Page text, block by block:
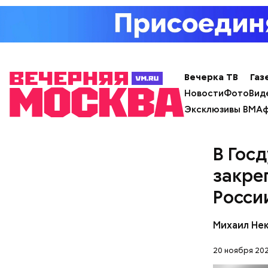
Вечерка ТВ
НовостиФото
Эксклюзивы ВМ
В
Михаил
20 ноября
лишним
Вовсю
ягодус